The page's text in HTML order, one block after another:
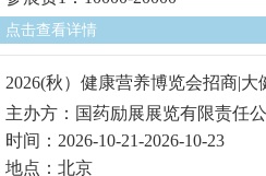
点击查看详情
2026(秋）健康营养博览会招商|
主办方：国药励展展览有限责任
时间：2026-10-21-2026-10-23
地点：北京